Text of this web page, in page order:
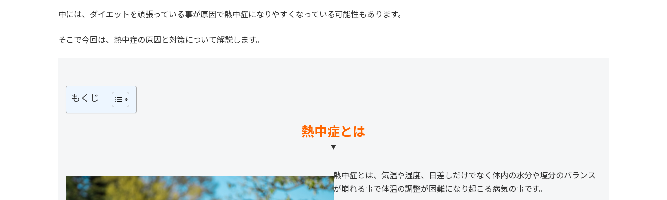
中には、ダイエットを頑張っている事が原因で熱中症になりやすくなっている可能性もあります。
そこで今回は、熱中症の原因と対策について解説します。
もくじ
熱中症とは
熱中症とは、気温や湿度、日差しだけでなく体内の水分や塩分のバランス
が崩れる事で体温の調整が困難になり起こる病気の事です。